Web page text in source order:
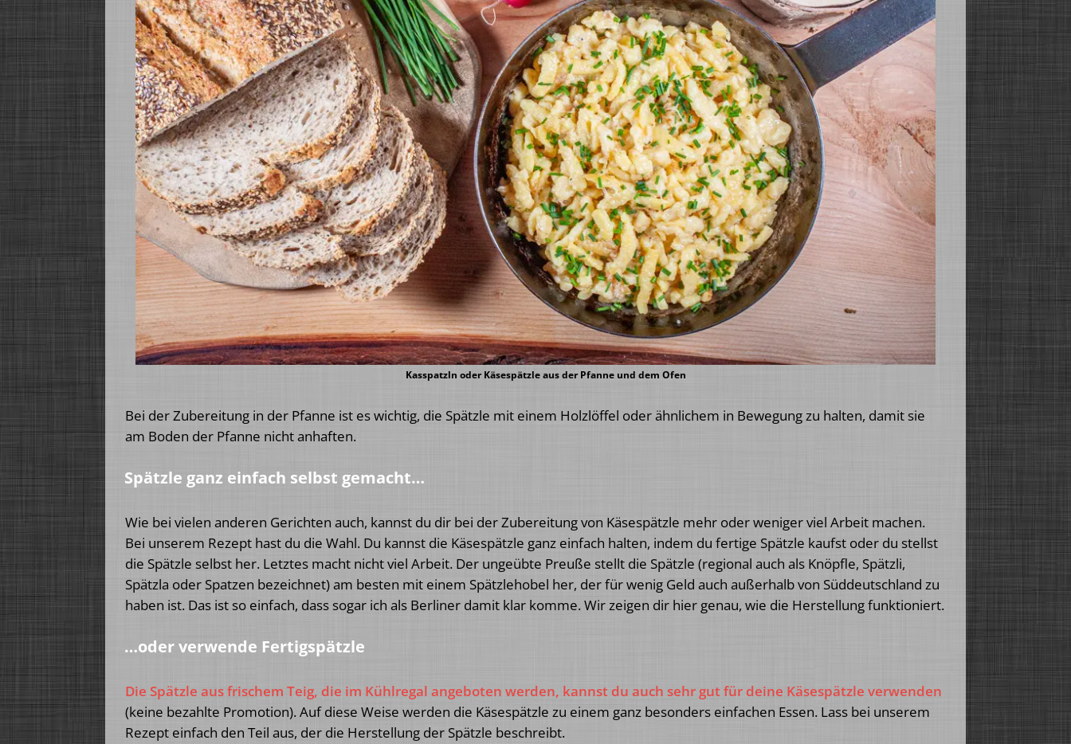
Kasspatzln oder Käsespätzle aus der Pfanne und dem Ofen
Bei der Zubereitung in der Pfanne ist es wichtig, die Spätzle mit einem Holzlöffel oder ähnlichem in Bewegung zu halten, damit sie
am Boden der Pfanne nicht anhaften.
Spätzle ganz einfach selbst gemacht…
Wie bei vielen anderen Gerichten auch, kannst du dir bei der Zubereitung von Käsespätzle mehr oder weniger viel Arbeit machen.
Bei unserem Rezept hast du die Wahl. Du kannst die Käsespätzle ganz einfach halten, indem du fertige Spätzle kaufst oder du stellst
die Spätzle selbst her. Letztes macht nicht viel Arbeit. Der ungeübte Preuße stellt die Spätzle (regional auch als Knöpfle, Spätzli,
Spätzla oder Spatzen bezeichnet) am besten mit einem Spätzlehobel her, der für wenig Geld auch außerhalb von Süddeutschland zu
haben ist. Das ist so einfach, dass sogar ich als Berliner damit klar komme. Wir zeigen dir hier genau, wie die Herstellung funktioniert.
…oder verwende Fertigspätzle
Die Spätzle aus frischem Teig, die im Kühlregal angeboten werden, kannst du auch sehr gut für deine Käsespätzle verwenden
(keine bezahlte Promotion). Auf diese Weise werden die Käsespätzle zu einem ganz besonders einfachen Essen. Lass bei unserem
Rezept einfach den Teil aus, der die Herstellung der Spätzle beschreibt.